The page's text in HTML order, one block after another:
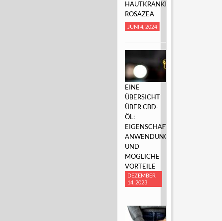
HAUTKRANKHEIT
ROSAZEA
JUNI 4, 2024
EINE
ÜBERSICHT
ÜBER CBD-
ÖL:
EIGENSCHAFTEN,
ANWENDUNGEN
UND
MÖGLICHE
VORTEILE
DEZEMBER
14, 2023